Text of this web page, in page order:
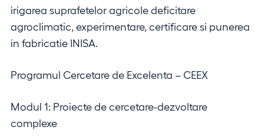
irigarea suprafetelor agricole deficitare
agroclimatic, experimentare, certificare si punerea
in fabricatie INISA.
Programul Cercetare de Excelenta – CEEX
Modul 1: Proiecte de cercetare-dezvoltare
complexe